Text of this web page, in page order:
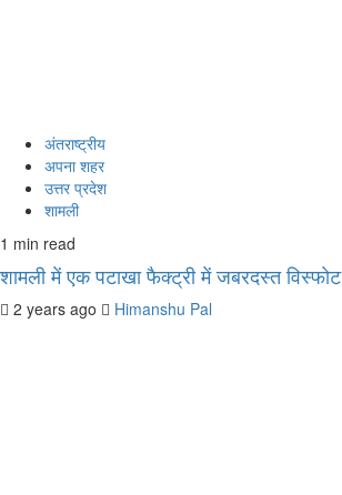
अंतराष्ट्रीय
अपना शहर
उत्तर प्रदेश
शामली
1 min read
शामली में एक पटाखा फैक्ट्री में जबरदस्त विस्फोट
2 years ago Himanshu Pal